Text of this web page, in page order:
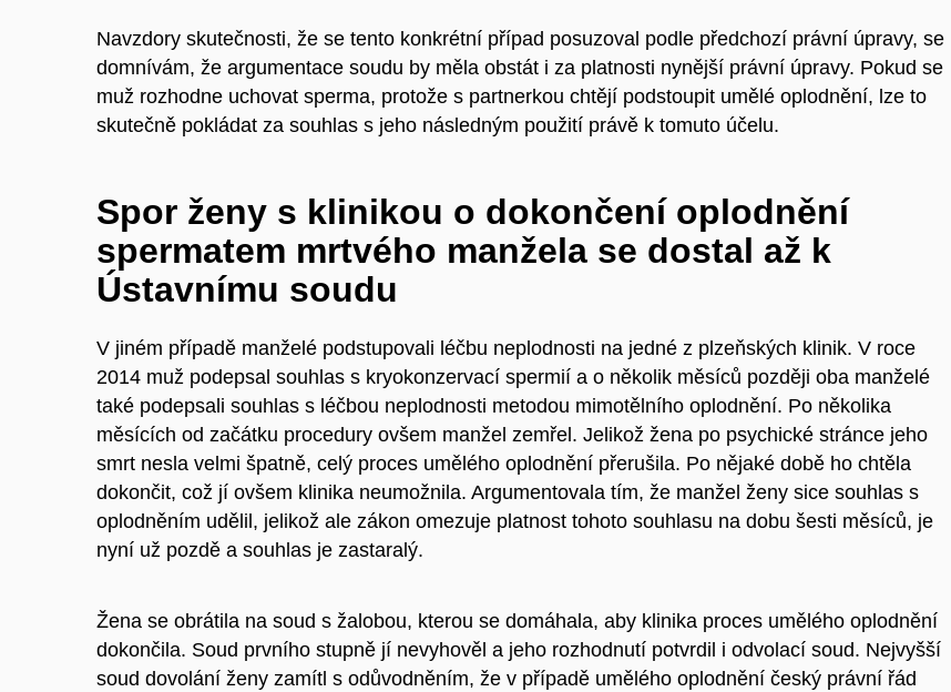
Navzdory skutečnosti, že se tento konkrétní případ posuzoval podle předchozí právní úpravy, se
domnívám, že argumentace soudu by měla obstát i za platnosti nynější právní úpravy. Pokud se
muž rozhodne uchovat sperma, protože s partnerkou chtějí podstoupit umělé oplodnění, lze to
skutečně pokládat za souhlas s jeho následným použití právě k tomuto účelu.
Spor ženy s klinikou o dokončení oplodnění
spermatem mrtvého manžela se dostal až k
Ústavnímu soudu
V jiném případě manželé podstupovali léčbu neplodnosti na jedné z plzeňských klinik. V roce
2014 muž podepsal souhlas s kryokonzervací spermií a o několik měsíců později oba manželé
také podepsali souhlas s léčbou neplodnosti metodou mimotělního oplodnění. Po několika
měsících od začátku procedury ovšem manžel zemřel. Jelikož žena po psychické stránce jeho
smrt nesla velmi špatně, celý proces umělého oplodnění přerušila. Po nějaké době ho chtěla
dokončit, což jí ovšem klinika neumožnila. Argumentovala tím, že manžel ženy sice souhlas s
oplodněním udělil, jelikož ale zákon omezuje platnost tohoto souhlasu na dobu šesti měsíců, je
nyní už pozdě a souhlas je zastaralý.
Žena se obrátila na soud s žalobou, kterou se domáhala, aby klinika proces umělého oplodnění
dokončila. Soud prvního stupně jí nevyhověl a jeho rozhodnutí potvrdil i odvolací soud. Nejvyšší
soud dovolání ženy zamítl s odůvodněním, že v případě umělého oplodnění český právní řád